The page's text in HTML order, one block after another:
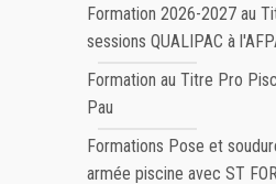
Formation 2026-2027 au
sessions QUALIPAC à
Formation au Titre Pro
Pau
Formations Pose et
armée piscine avec ST